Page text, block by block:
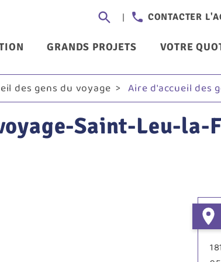
principal
Header
-
CONTACTER
GRANDS PROJETS VOTRE
des gens du voyage Aire d'accueil des
Saint-Leu-la-